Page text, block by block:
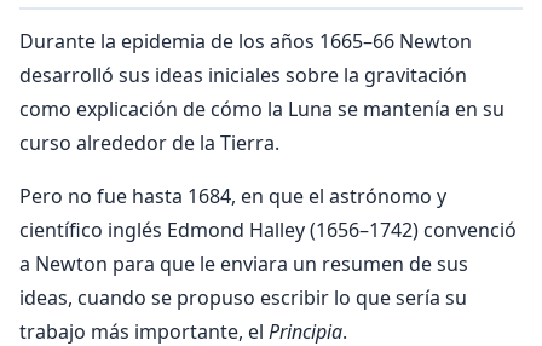
Durante la epidemia de los años 1665–66 Newton
desarrolló sus ideas iniciales sobre la gravitación
como explicación de cómo la Luna se mantenía en su
curso alrededor de la Tierra.
Pero no fue hasta 1684, en que el astrónomo y
científico inglés Edmond Halley (1656–1742) convenció
a Newton para que le enviara un resumen de sus
ideas, cuando se propuso escribir lo que sería su
trabajo más importante, el Principia.